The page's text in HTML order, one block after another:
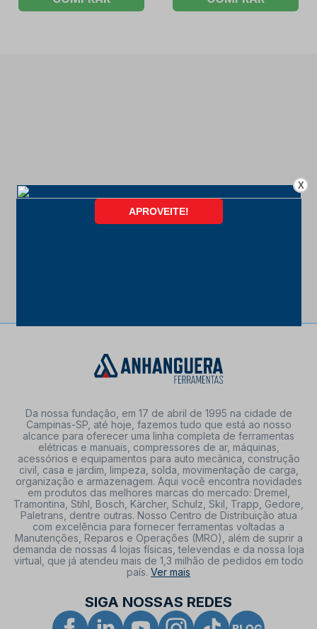
FORMAS DE PAGAMENTO
Da nossa fundação, em 17 de abril de 1995 na cidade de
Campinas-SP, até hoje, fazemos tudo que está ao nosso
alcance para oferecer uma linha completa de ferramentas
elétricas e manuais, compressores de ar, máquinas,
acessórios e equipamentos para auto mecânica, construção
civil, casa e jardim, limpeza, solda, movimentação de carga,
organização e armazenagem. Aqui você encontra novidades
em produtos das melhores marcas do mercado: Dremel,
Tramontina, Stihl, Bosch, Kärcher, Schulz, Skil, Trapp, Gedore,
Paletrans, dentre outras. Nosso Centro de Distribuição atua
com excelência para fornecer ferramentas voltadas a
Manutenções, Reparos e Operações (MRO), além de suprir a
demanda de nossas 4 lojas físicas, televendas e da nossa loja
virtual, que já atendeu mais de 1,3 milhão de pedidos em todo
país. Ver mais
SIGA NOSSAS REDES
X